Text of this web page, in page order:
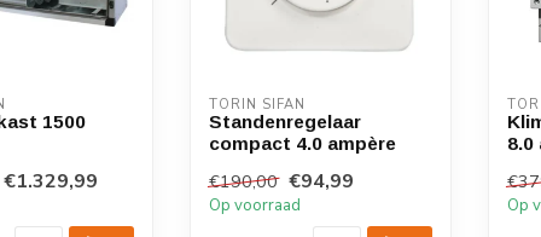
1500
€1.329,99
TORIN SIFAN
Standenregelaar
compact 4.0 ampère
€190,00 €94,99
Op voorraad
8.0
Op